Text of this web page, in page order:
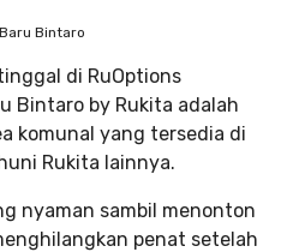
Bintaro
di RuOptions
Bintaro by Rukita adalah
komunal yang tersedia di
Rukita lainnya.
nyaman sambil menonton
penat setelah